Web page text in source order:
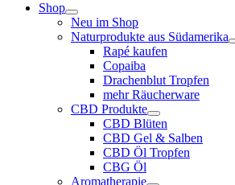
Shop
Neu im Shop
Naturprodukte aus Südamerika
Rapé kaufen
Copaiba
Drachenblut Tropfen
mehr Räucherware
CBD Produkte
CBD Blüten
CBD Gel & Salben
CBD Öl Tropfen
CBG Öl
Aromatherapie